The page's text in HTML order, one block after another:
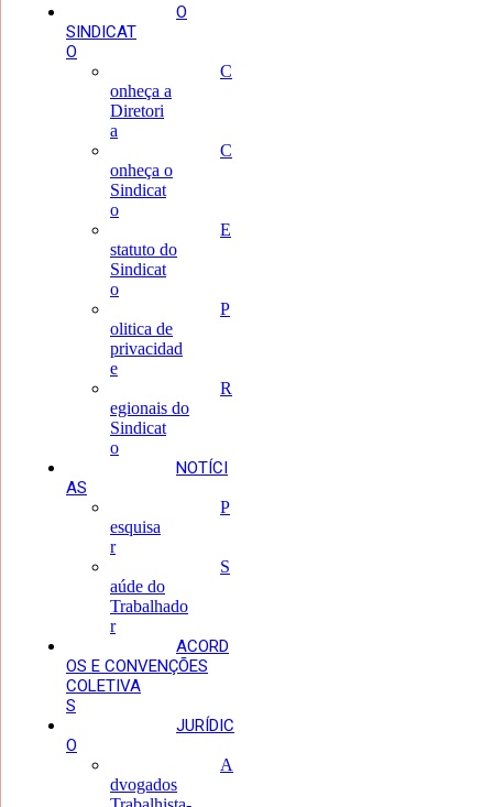
O
SINDICAT
O
C
onheça a
Diretori
a
C
onheça o
Sindicat
o
E
statuto do
Sindicat
o
P
olitica de
privacidad
e
R
egionais do
Sindicat
o
NOTÍCI
AS
P
esquisa
r
S
aúde do
Trabalhado
r
ACORD
OS E CONVENÇÕES
COLETIVA
S
JURÍDIC
O
A
dvogados